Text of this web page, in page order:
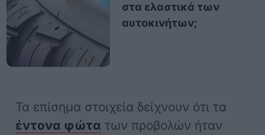
στα ελαστικά των
αυτοκινήτων;
Τα επίσημα στοιχεία δείχνουν ότι τα
έντονα φώτα των προβολών ήταν